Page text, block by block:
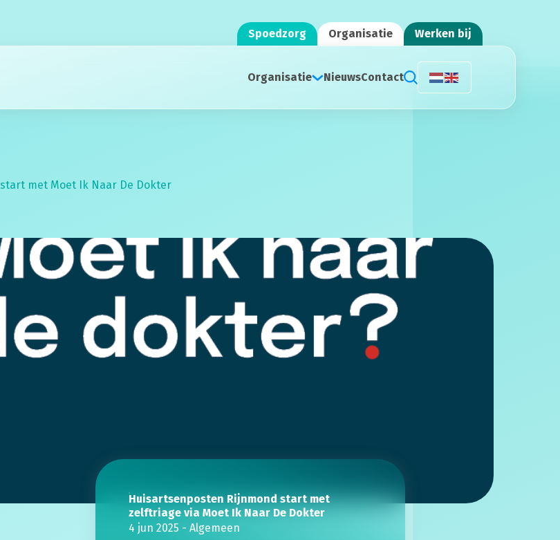
Spoedzorg Organisatie Werken bij
Organisatie NieuwsContact
start met Moet Ik Naar De Dokter
Huisartsenposten Rijnmond start met
zelftriage via Moet Ik Naar De Dokter
4 jun 2025 - Algemeen